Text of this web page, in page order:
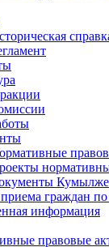
граждан
информация
правовые